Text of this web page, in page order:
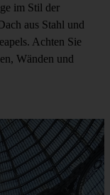
im Stil der
aus Stahl und
Achten Sie
Wänden und